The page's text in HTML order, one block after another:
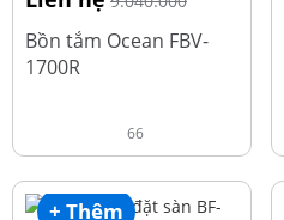
Bồn tắm Ocean FBV-
1700R
66
+ Thêm